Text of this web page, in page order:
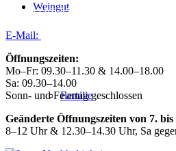
Weingut
Familie
Tel:+43 (0) 27 39 / 22 96
E-Mail:
Öffnungszeiten:
Mo–Fr: 09.30–11.30 & 14.00–18.00
Sa: 09.30–14.00
Sonn- und Feiertag geschlossen
Geänderte Öffnungszeiten von 7.
8–12 Uhr & 12.30–14.30 Uhr, Sa